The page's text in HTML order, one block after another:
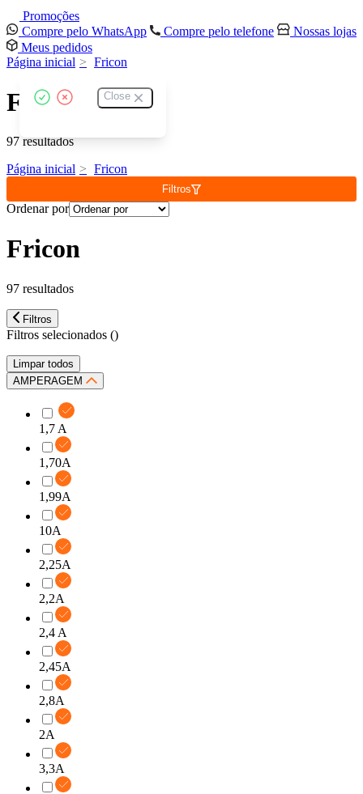
Promoções
Compre pelo WhatsApp
Compre pelo telefone
Nossas lojas
Meus pedidos
Close
Página inicial Fricon
Fricon
97 resultados
Página inicial
Fricon
Filtros
Ordenar por
Fricon
97 resultados
Filtros
Filtros selecionados ()
Limpar todos
AMPERAGEM
1,7 A
1,70A
1,99A
10A
2,25A
2,2A
2,4 A
2,45A
2,8A
2A
3,3A